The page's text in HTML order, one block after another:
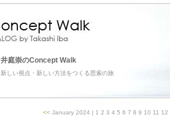
井庭崇のConcept Walk
新しい視点・新しい方法をつくる思索の旅
<< January 2024 | 1 2 3 4 5 6 7 8 9 10 11